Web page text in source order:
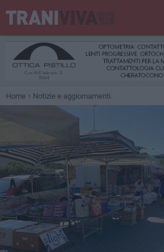
Home Notizie e aggiornamenti